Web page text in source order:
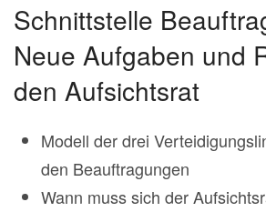
Schnittstelle
Neue Aufgaben und
den Aufsichtsrat
Modell der drei
den Beauftragungen
Wann muss sich der